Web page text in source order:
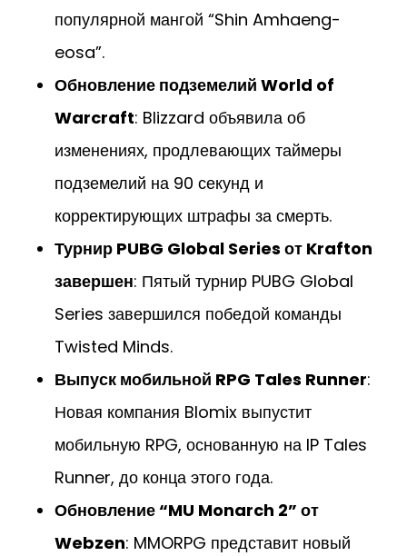
популярной мангой “Shin Amhaeng-
eosa”.
Обновление подземелий World of
Warcraft: Blizzard объявила об
изменениях, продлевающих таймеры
подземелий на 90 секунд и
корректирующих штрафы за смерть.
Турнир PUBG Global Series от Krafton
завершен: Пятый турнир PUBG Global
Series завершился победой команды
Twisted Minds.
Выпуск мобильной RPG Tales Runner:
Новая компания Blomix выпустит
мобильную RPG, основанную на IP Tales
Runner, до конца этого года.
Обновление “MU Monarch 2” от
Webzen: MMORPG представит новый